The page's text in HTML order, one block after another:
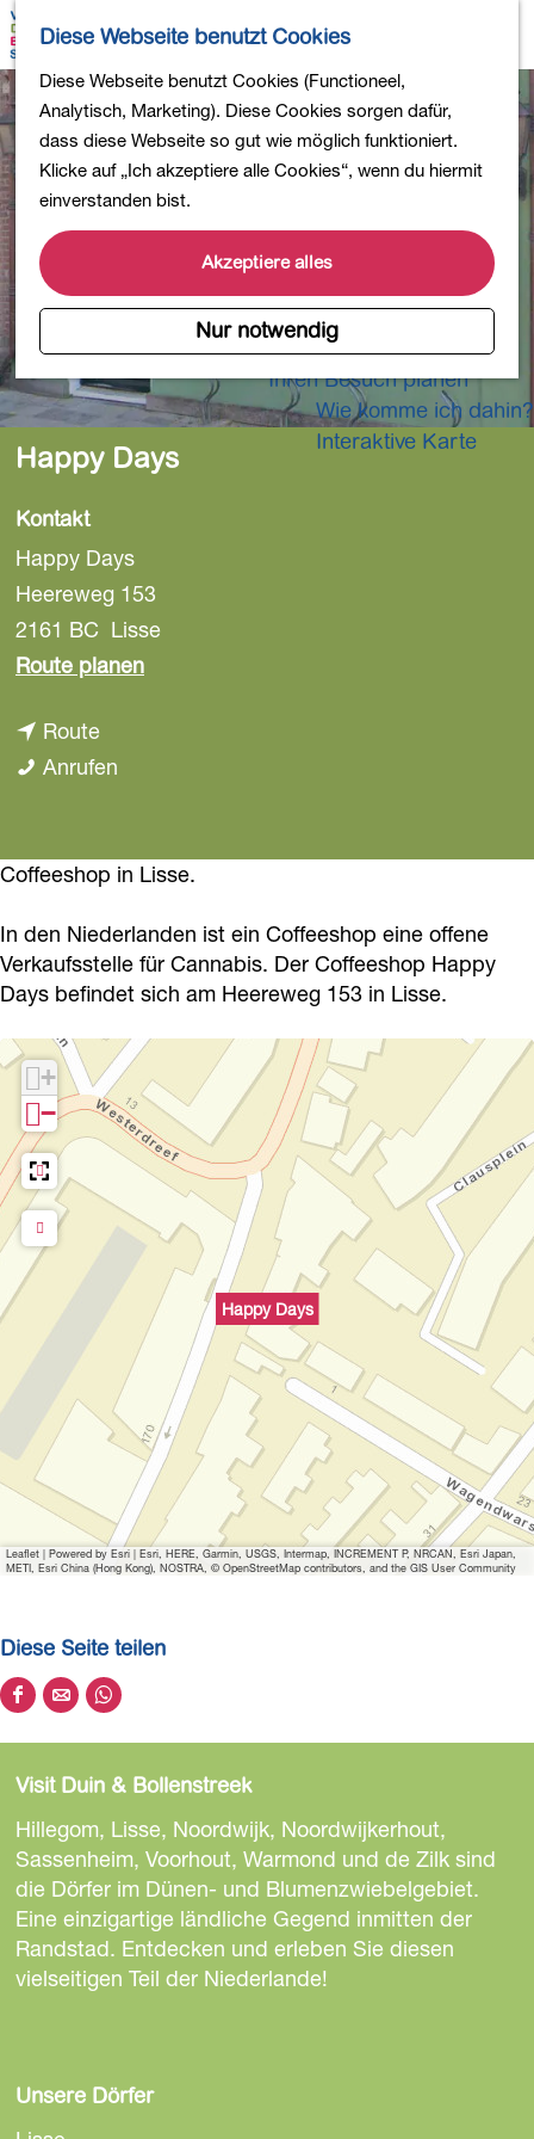
Diese Webseite benutzt Cookies
Diese Webseite benutzt Cookies (Functioneel,
Analytisch, Marketing). Diese Cookies sorgen dafür,
dass diese Webseite so gut wie möglich funktioniert.
Klicke auf „Ich akzeptiere alle Cookies“, wenn du hiermit
einverstanden bist.
Akzeptiere alles
Nur notwendig
G
e
h
e
n
S
i
e
z
u
r
H
K
r
t
e
S
c
h
e
n
e
n
ü
Einkaufen
Essen und Trinken
Kinderaktivitäten
In die Natur
Polder und Seen
Museen und mehr
Aktiv und gesund
4-Tage-Wanderung
Übernachtungen
Ihren Besuch planen
Wie komme ich dahin?
Interaktive Karte
Happy Days
Kontakt
Happy Days
Heereweg 153
2161 BC Lisse
Route planenb
p
D
a
Routeb
i
a
p
y
y
s
Anrufen
p
D
a
s
Coffeeshop in Lisse.
In den Niederlanden ist ein Coffeeshop eine offene
Verkaufsstelle für Cannabis. Der Coffeeshop Happy
Days befindet sich am Heereweg 153 in Lisse.
Happy Days
+
−
Leaflet | Powered by Esri | Esri, HERE, Garmin, USGS, Intermap, INCREMENT P, NRCAN, Esri Japan,
METI, Esri China (Hong Kong), NOSTRA, © OpenStreetMap contributors, and the GIS User Community
Diese Seite teilen
D
i
s
e
S
e
i
t
e
l
e
D
i
s
e
S
e
i
t
e
l
D
i
s
e
S
e
i
t
e
l
Visit Duin & Bollenstreek
Hillegom, Lisse, Noordwijk, Noordwijkerhout,
Sassenheim, Voorhout, Warmond und de Zilk sind
die Dörfer im Dünen- und Blumenzwiebelgebiet.
Eine einzigartige ländliche Gegend inmitten der
Randstad. Entdecken und erleben Sie diesen
vielseitigen Teil der Niederlande!
Unsere Dörfer